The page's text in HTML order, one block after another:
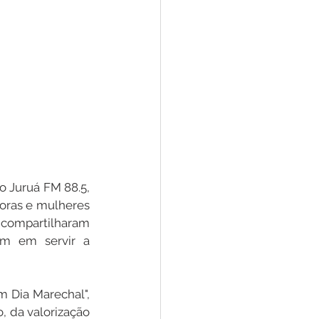
Juruá FM 88.5,
e mulheres
em servir a
Dia Marechal",
da valorização